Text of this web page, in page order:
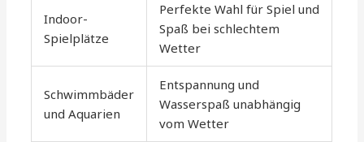
Indoor-
Spielplätze
Perfekte Wahl für Spiel und
Spaß bei schlechtem
Wetter
Schwimmbäder
und Aquarien
Entspannung und
Wasserspaß unabhängig
vom Wetter